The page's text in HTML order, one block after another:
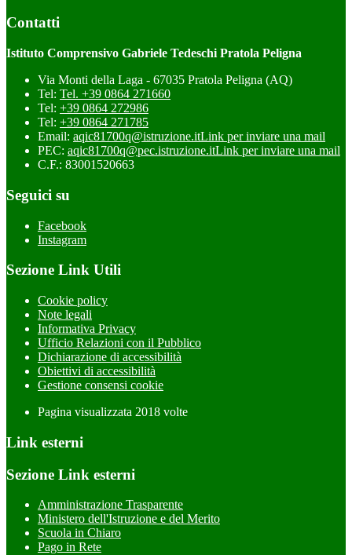
Contatti
Istituto Comprensivo Gabriele Tedeschi Pratola Peligna
Via Monti della Laga - 67035 Pratola Peligna (AQ)
Tel: Tel. +39 0864 271660
Tel: +39 0864 272986
Tel: +39 0864 271785
Email: aqic81700q@istruzione.itLink per inviare una mail
PEC: aqic81700q@pec.istruzione.itLink per inviare una mail
C.F.: 83001520663
Seguici su
Facebook
Instagram
Sezione Link Utili
Cookie policy
Note legali
Informativa Privacy
Ufficio Relazioni con il Pubblico
Dichiarazione di accessibilità
Obiettivi di accessibilità
Gestione consensi cookie
Pagina visualizzata 2018 volte
Link esterni
Sezione Link esterni
Amministrazione Trasparente
Ministero dell'Istruzione e del Merito
Scuola in Chiaro
Pago in Rete